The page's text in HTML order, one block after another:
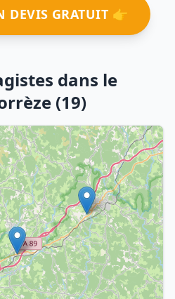
DEVIS GRATUIT 👉
dans le
(19)